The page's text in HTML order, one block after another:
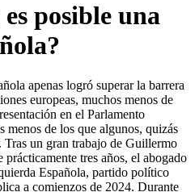
posible una
apenas logró superar la barrera
europeas, muchos menos de
en el Parlamento
menos de los que algunos, quizás
Tras un gran trabajo de Guillermo
tres años, el abogado
Española, partido político
a comienzos de 2024. Durante